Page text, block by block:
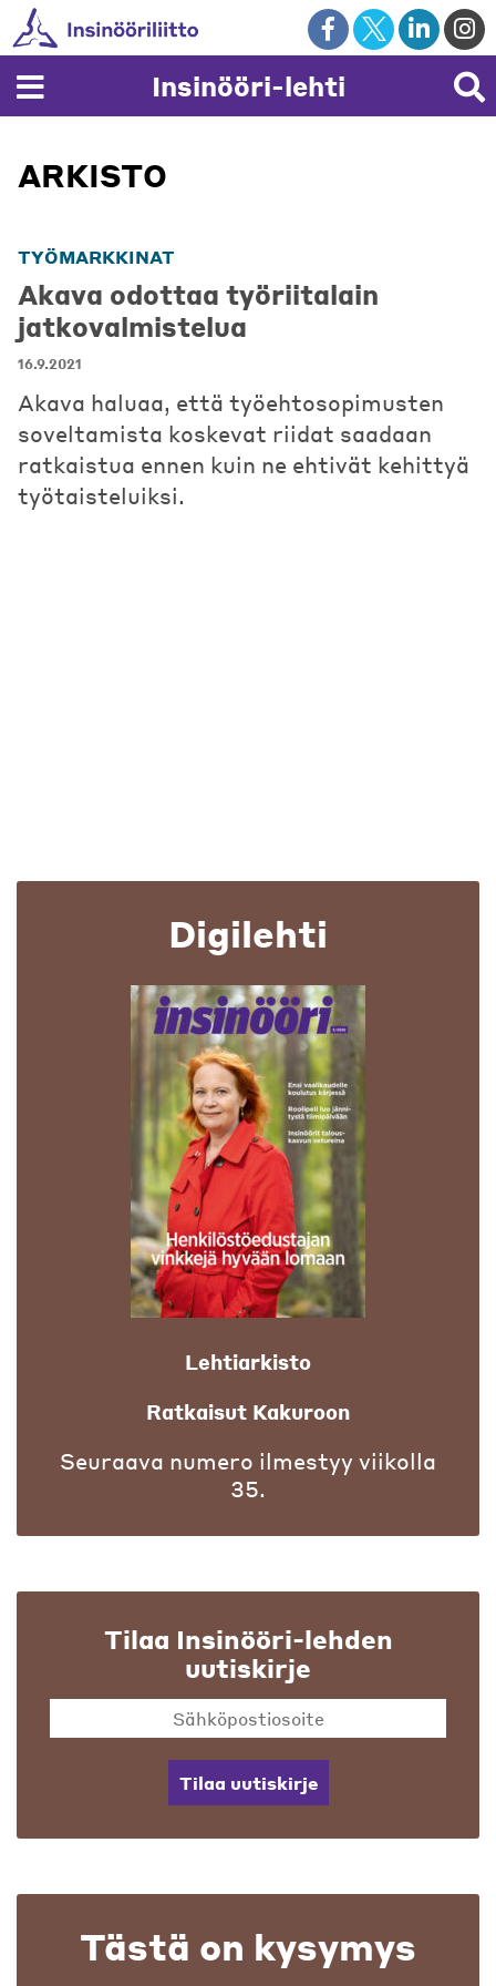
Skip
to
content
Insinööri-lehti
ARKISTO
TYÖMARKKINAT
Akava odottaa työriitalain
jatkovalmistelua
16.9.2021
Akava haluaa, että työehtosopimusten
soveltamista koskevat riidat saadaan
ratkaistua ennen kuin ne ehtivät kehittyä
työtaisteluiksi.
Digilehti
Lehtiarkisto
Ratkaisut Kakuroon
Seuraava numero ilmestyy viikolla
35.
Tilaa Insinööri-lehden
uutiskirje
Tilaa uutiskirje
Tästä on kysymys